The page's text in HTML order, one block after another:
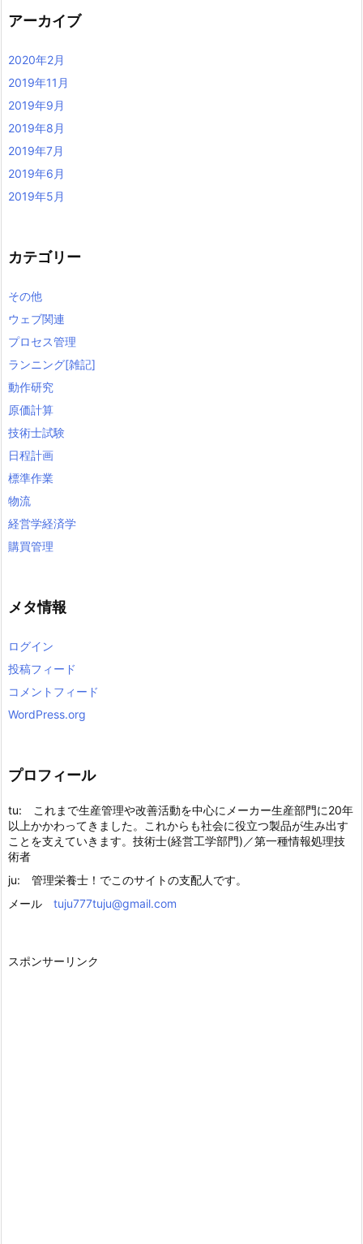
アーカイブ
2020年2月
2019年11月
2019年9月
2019年8月
2019年7月
2019年6月
2019年5月
カテゴリー
その他
ウェブ関連
プロセス管理
ランニング[雑記]
動作研究
原価計算
技術士試験
日程計画
標準作業
物流
経営学経済学
購買管理
メタ情報
ログイン
投稿フィード
コメントフィード
WordPress.org
プロフィール
tu: これまで生産管理や改善活動を中心にメーカー生産部門に20年
以上かかわってきました。これからも社会に役立つ製品が生み出す
ことを支えていきます。技術士(経営工学部門)／第一種情報処理技
術者
ju: 管理栄養士！でこのサイトの支配人です。
メール tuju777tuju@gmail.com
スポンサーリンク